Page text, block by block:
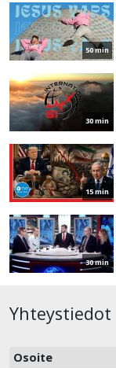
50 min
30 min
15 min
30 min
Yhteystiedot
Osoite